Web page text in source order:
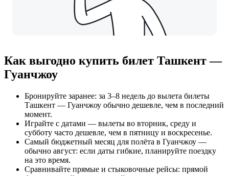
Как выгодно купить билет Ташкент —
Гуанчжоу
Бронируйте заранее: за 3–8 недель до вылета билеты
Ташкент — Гуанчжоу обычно дешевле, чем в последний
момент.
Играйте с датами — вылеты во вторник, среду и
субботу часто дешевле, чем в пятницу и воскресенье.
Самый бюджетный месяц для полёта в Гуанчжоу —
обычно август: если даты гибкие, планируйте поездку
на это время.
Сравнивайте прямые и стыковочные рейсы: прямой